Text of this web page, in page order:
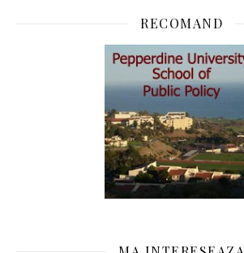
RECOMAND